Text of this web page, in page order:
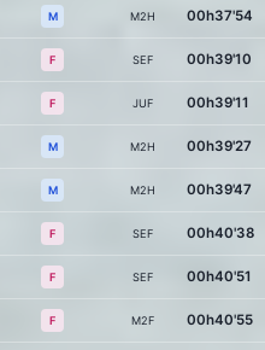
M M2H 00h37'54
F SEF 00h39'10
F JUF 00h39'11
M M2H 00h39'27
M M2H 00h39'47
F SEF 00h40'38
F SEF 00h40'51
F M2F 00h40'55